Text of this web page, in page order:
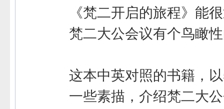
《梵二开启的旅程》能
梵二大公会议有个鸟瞰
这本中英对照的书籍，
一些素描，介绍梵二大